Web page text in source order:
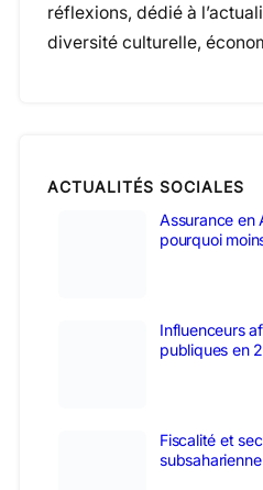
réflexions, dédié à
diversité culturelle,
ACTUALITÉS SOCIALES
Assurance en
pourquoi
Influenceurs
publiques en
Fiscalité et